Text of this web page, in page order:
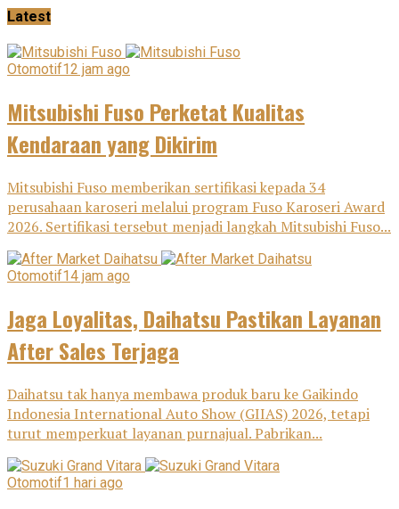
Latest
Otomotif12 jam ago
Mitsubishi Fuso Perketat Kualitas
Kendaraan yang Dikirim
Mitsubishi Fuso memberikan sertifikasi kepada 34
perusahaan karoseri melalui program Fuso Karoseri Award
2026. Sertifikasi tersebut menjadi langkah Mitsubishi Fuso...
Otomotif14 jam ago
Jaga Loyalitas, Daihatsu Pastikan Layanan
After Sales Terjaga
Daihatsu tak hanya membawa produk baru ke Gaikindo
Indonesia International Auto Show (GIIAS) 2026, tetapi
turut memperkuat layanan purnajual. Pabrikan...
Otomotif1 hari ago